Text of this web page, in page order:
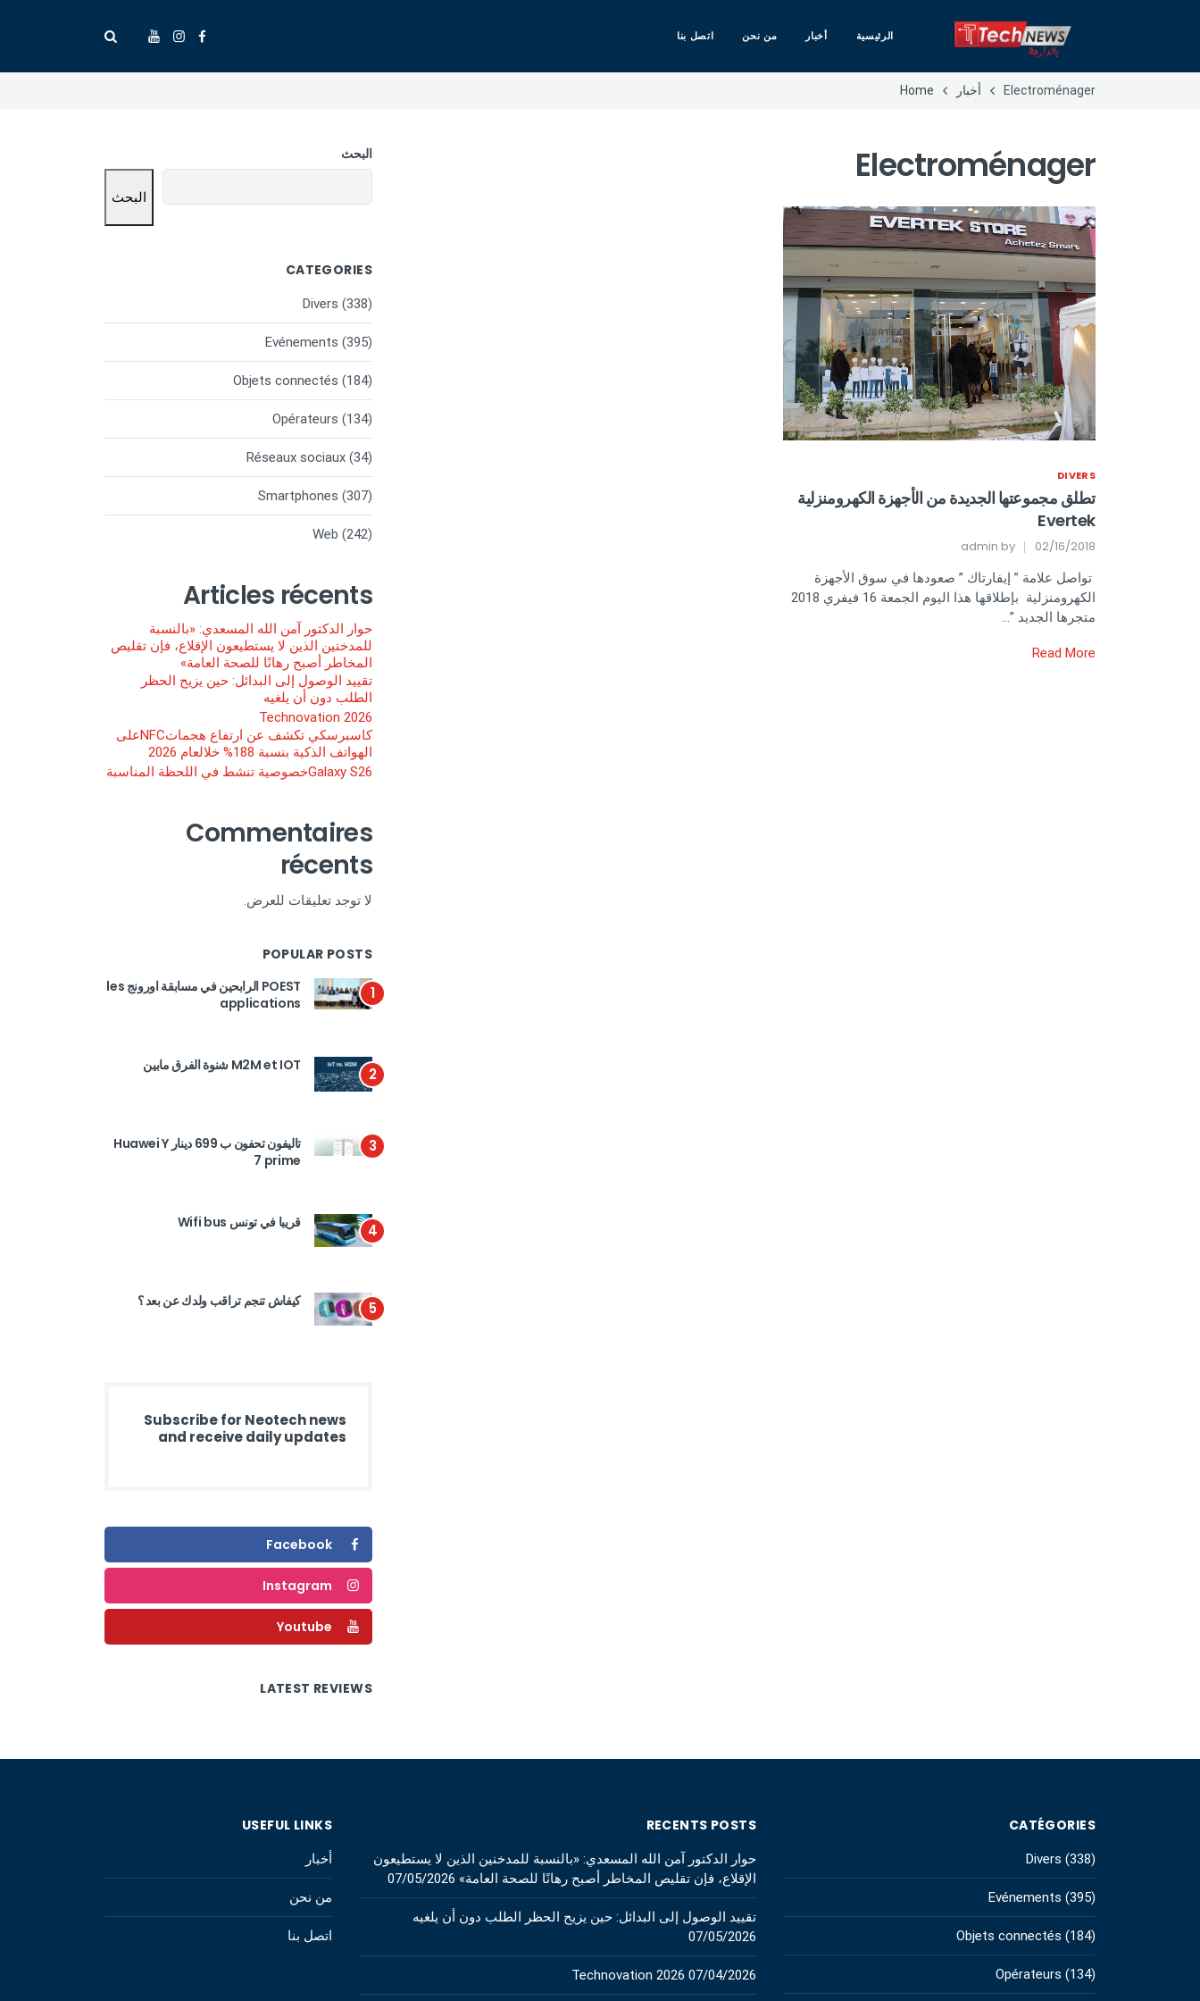
الرئيسية أخبار من نحن اتصل بنا
Electroménager أخبار Home
Electroménager
DIVERS
تطلق مجموعتها الجديدة من الأجهزة الكهرومنزلية
Evertek
02/16/2018
admin
تواصل علامة ” إيفارتاك ” صعودها في سوق الأجهزة
الكهرومنزلية بإطلاقها هذا اليوم الجمعة 16 فيفري 2018
متجرها الجديد ”…
Read More
البحث
البحث
CATEGORIES
Divers (338)
Evénements (395)
Objets connectés (184)
Opérateurs (134)
Réseaux sociaux (34)
Smartphones (307)
Web (242)
Articles récents
حوار الدكتور آمن الله المسعدي: «بالنسبة
للمدخنين الذين لا يستطيعون الإقلاع، فإن تقليص
المخاطر أصبح رهانًا للصحة العامة»
تقييد الوصول إلى البدائل: حين يزيح الحظر
الطلب دون أن يلغيه
Technovation 2026
كاسبرسكي تكشف عن ارتفاع هجماتNFCعلى
الهواتف الذكية بنسبة 188% خلالعام 2026
Galaxy S26خصوصية تنشط في اللحظة المناسبة
Commentaires
récents
لا توجد تعليقات للعرض.
POPULAR POSTS
1
POEST الرابحين في مسابقة اورونج les
applications
2 M2M et IOT شنوة الفرق مابين
3
تاليفون تحفون ب 699 دينار Huawei Y
7 prime
4 قريبا في تونس Wifi bus
5 كيفاش تنجم تراقب ولدك عن بعد ؟
Subscribe for Neotech news
and receive daily updates
Facebook
Instagram
Youtube
LATEST REVIEWS
CATÉGORIES
Divers (338)
Evénements (395)
Objets connectés (184)
Opérateurs (134)
RECENTS POSTS
حوار الدكتور آمن الله المسعدي: «بالنسبة للمدخنين الذين لا يستطيعون
الإقلاع، فإن تقليص المخاطر أصبح رهانًا للصحة العامة» 07/05/2026
تقييد الوصول إلى البدائل: حين يزيح الحظر الطلب دون أن يلغيه
07/05/2026
Technovation 2026 07/04/2026
USEFUL LINKS
أخبار
من نحن
اتصل بنا